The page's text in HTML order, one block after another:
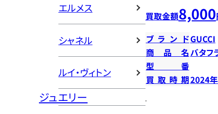
エルメス
シャネル
ルイ・ヴィトン
ジュエリー
買取金額8,000
ブランドGUCCI
商品名バタフ
型番
買取時期2024